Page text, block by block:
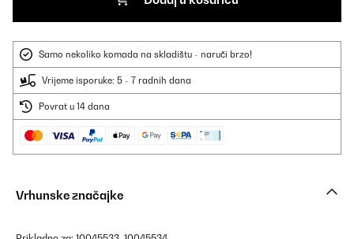
Samo nekoliko komada na skladištu - naruči brzo!
Vrijeme isporuke: 5 - 7 radnih dana
Povrat u 14 dana
Vrhunske značajke